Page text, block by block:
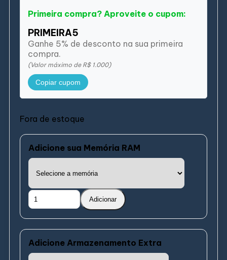
Primeira compra? Aproveite o cupom:
PRIMEIRA5
Ganhe 5% de desconto na sua primeira
compra.
(Valor máximo de R$ 1.000)
Copiar cupom
Fora de estoque
Adicione sua Memória RAM
Adicionar
Adicione Armazenamento Extra